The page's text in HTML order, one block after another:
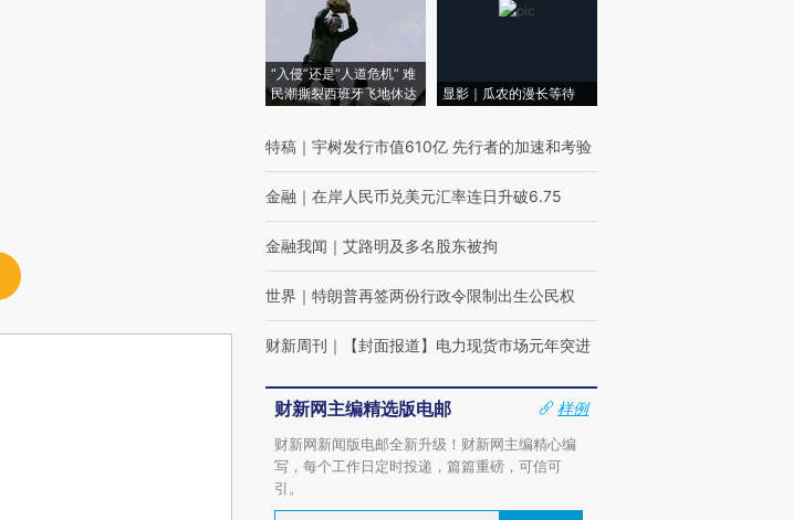
“入侵”还是“人道危机” 难
民潮撕裂西班牙飞地休达
显影｜瓜农的漫长等待
特稿 ｜ 宇树发行市值610亿 先行者的加速和考验
金融 ｜ 在岸人民币兑美元汇率连日升破6.75
金融我闻 ｜ 艾路明及多名股东被拘
世界 ｜ 特朗普再签两份行政令限制出生公民权
财新周刊 ｜ 【封面报道】电力现货市场元年突进
财新网主编精选版电邮
样例
财新网新闻版电邮全新升级！财新网主编精心编
写，每个工作日定时投递，篇篇重磅，可信可
引。